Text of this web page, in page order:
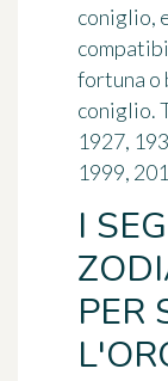
coniglio,
fortuna o
coniglio.
1927,
1999,
I
PER